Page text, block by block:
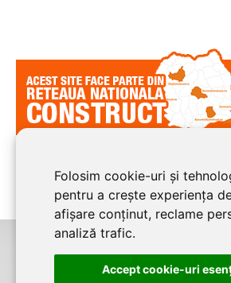
Folosim cookie-uri și
pentru a crește experiența
afișare conținut, reclame
analiză trafic.
Accept cookie-uri
©2008-2026BRASOV CONSTRUCTeste un serviciu
pentru firme. Proiect digital dezvoltat de
LIVE